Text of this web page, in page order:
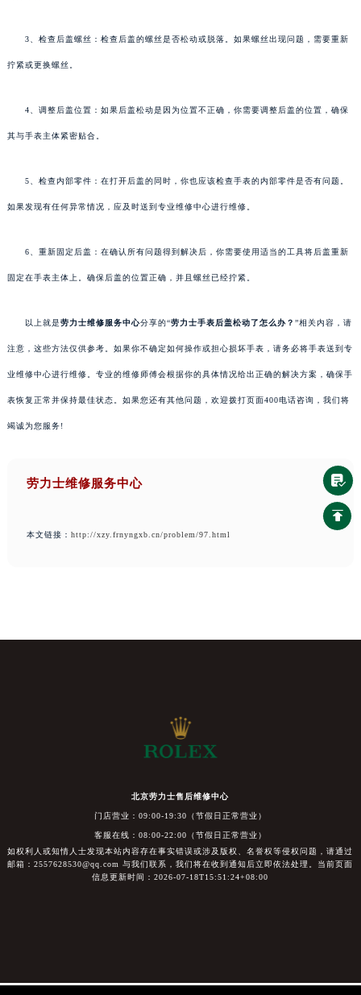
3、检查后盖螺丝：检查后盖的螺丝是否松动或脱落。如果螺丝出现问题，需要重新
拧紧或更换螺丝。
4、调整后盖位置：如果后盖松动是因为位置不正确，你需要调整后盖的位置，确保
其与手表主体紧密贴合。
5、检查内部零件：在打开后盖的同时，你也应该检查手表的内部零件是否有问题。
如果发现有任何异常情况，应及时送到专业维修中心进行维修。
6、重新固定后盖：在确认所有问题得到解决后，你需要使用适当的工具将后盖重新
固定在手表主体上。确保后盖的位置正确，并且螺丝已经拧紧。
以上就是劳力士维修服务中心分享的“劳力士手表后盖松动了怎么办？ ”相关内容，请
注意，这些方法仅供参考。如果你不确定如何操作或担心损坏手表，请务必将手表送到专
业维修中心进行维修。专业的维修师傅会根据你的具体情况给出正确的解决方案，确保手
表恢复正常并保持最佳状态。如果您还有其他问题，欢迎拨打页面400电话咨询，我们将
竭诚为您服务!
劳力士维修服务中心
本文链接： http://xzy.frnyngxb.cn/problem/97.html
北京劳力士售后维修中心
门店营业：09:00-19:30（节假日正常营业）
客服在线：08:00-22:00（节假日正常营业）
如权利人或知情人士发现本站内容存在事实错误或涉及版权、名誉权等侵权问题，请通过
邮箱：2557628530@qq.com 与我们联系，我们将在收到通知后立即依法处理。当前页面
信息更新时间：2026-07-18T15:51:24+08:00